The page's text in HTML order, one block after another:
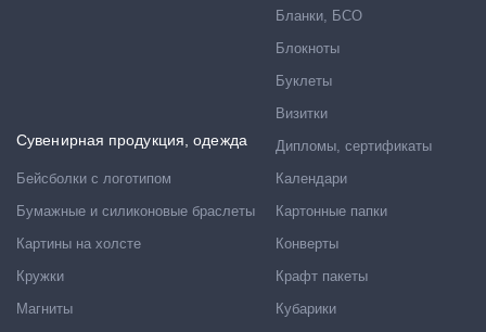
Сувенирная продукция, одежда
Бейсболки с логотипом
Бумажные и силиконовые браслеты
Картины на холсте
Кружки
Магниты
Бланки, БСО
Блокноты
Буклеты
Визитки
Дипломы, сертификаты
Календари
Картонные папки
Конверты
Крафт пакеты
Кубарики